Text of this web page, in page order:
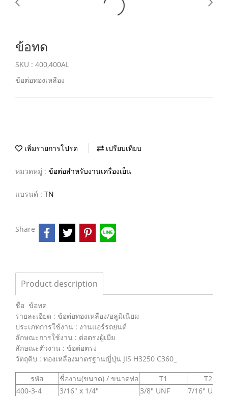
ข้อทด
SKU : 400,400AL
ข้อต่อทองเหลือง
เพิ่มรายการโปรด เปรียบเทียบ
หมวดหมู่ : ข้อต่อสำหรับงานเครื่องเย็น
แบรนด์ : TN
Share
Product description
ชื่อ ข้อทด
รายละเอียด : ข้อต่อทองเหลือง/อลูมิเนียม
ประเภทการใช้งาน : งานแอร์รถยนต์
ลักษณะการใช้งาน : ต่อตรงผู้เมีย
ลักษณะตัวงาน : ข้อต่อตรง
วัตถุดิบ : ทองเหลืองมาตรฐานญี่ปุ่น JIS H3250 C360_
รหัส ชื่องาน(ขนาด) / ขนาดท่อ T1
T2
400-3-4
3/16" x 1/4" 3/8" UNF
7/16" UNF